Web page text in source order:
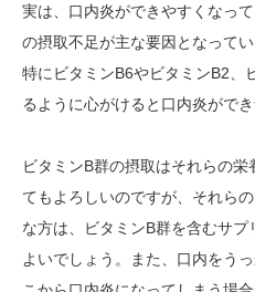
実は、口内炎ができやすくなっ
の摂取不足が主な要因となって
特にビタミンB6やビタミンB2、
るように心がけると口内炎ができ
ビタミンB群の摂取はそれらの
てもよろしいのですが、それら
な方は、ビタミンB群を含むサ
よいでしょう。また、口内をう